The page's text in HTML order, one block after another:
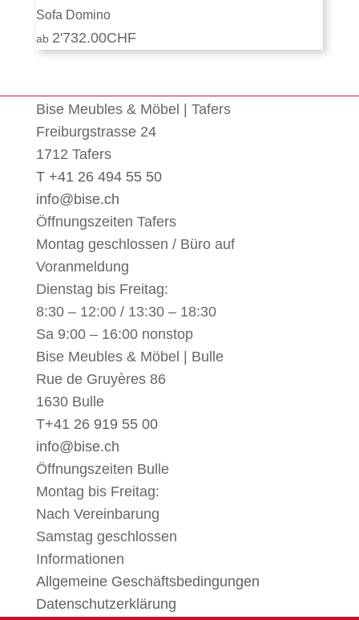
Sofa Domino
2'732.00CHF
Bise Meubles & Möbel | Tafers
Freiburgstrasse 24
1712 Tafers
T +41 26 494 55 50
info@bise.ch
Öffnungszeiten Tafers
Montag geschlossen / Büro auf
Voranmeldung
Dienstag bis Freitag:
8:30 – 12:00 / 13:30 – 18:30
Sa 9:00 – 16:00 nonstop
Bise Meubles & Möbel | Bulle
Rue de Gruyères 86
1630 Bulle
T+41 26 919 55 00
info@bise.ch
Öffnungszeiten Bulle
Montag bis Freitag:
Nach Vereinbarung
Samstag geschlossen
Informationen
Allgemeine Geschäftsbedingungen
Datenschutzerklärung